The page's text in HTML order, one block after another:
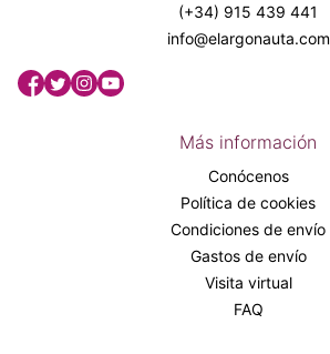
(+34) 915 439 441
info@elargonauta.com
Más información
Conócenos
Política de cookies
Condiciones de envío
Gastos de envío
Visita virtual
FAQ